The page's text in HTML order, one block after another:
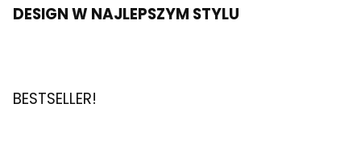
DESIGN W NAJLEPSZYM STYLU
BESTSELLER!